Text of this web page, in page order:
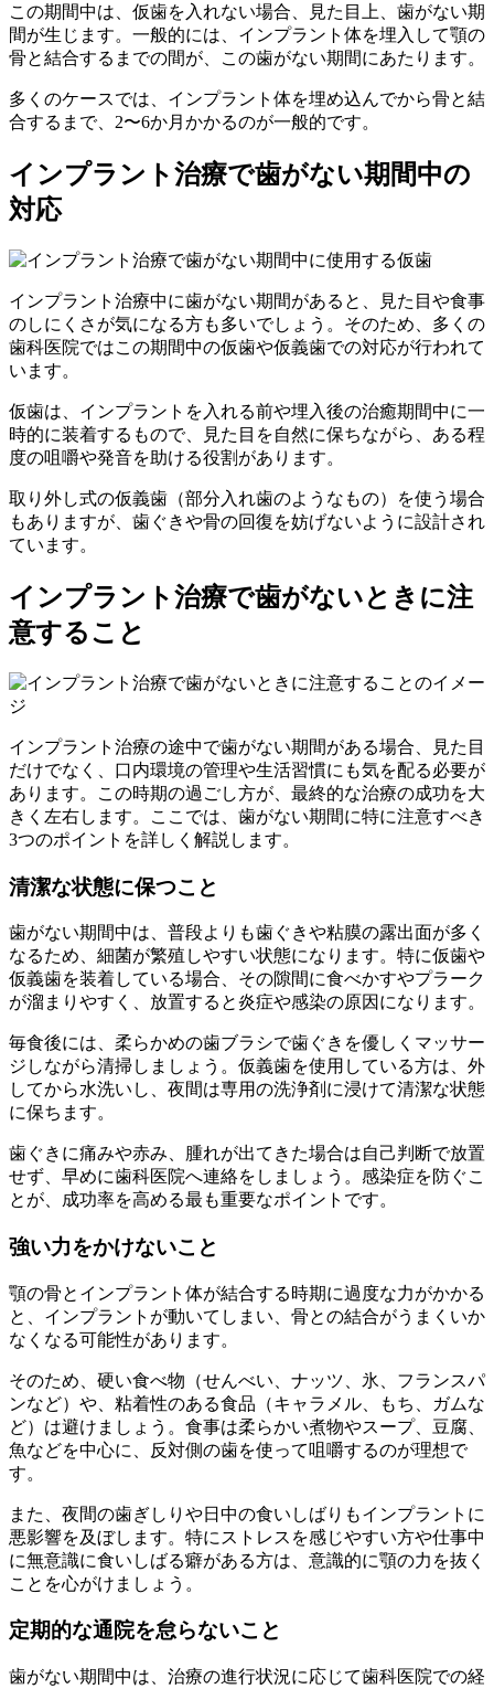
この期間中は、仮歯を入れない場合、見た目上、歯がない期
間が生じます。一般的には、インプラント体を埋入して顎の
骨と結合するまでの間が、この歯がない期間にあたります。
多くのケースでは、インプラント体を埋め込んでから骨と結
合するまで、2〜6か月かかるのが一般的です。
インプラント治療で歯がない期間中の
対応
インプラント治療中に歯がない期間があると、見た目や食事
のしにくさが気になる方も多いでしょう。そのため、多くの
歯科医院ではこの期間中の仮歯や仮義歯での対応が行われて
います。
仮歯は、インプラントを入れる前や埋入後の治癒期間中に一
時的に装着するもので、見た目を自然に保ちながら、ある程
度の咀嚼や発音を助ける役割があります。
取り外し式の仮義歯（部分入れ歯のようなもの）を使う場合
もありますが、歯ぐきや骨の回復を妨げないように設計され
ています。
インプラント治療で歯がないときに注
意すること
インプラント治療の途中で歯がない期間がある場合、見た目
だけでなく、口内環境の管理や生活習慣にも気を配る必要が
あります。この時期の過ごし方が、最終的な治療の成功を大
きく左右します。ここでは、歯がない期間に特に注意すべき
3つのポイントを詳しく解説します。
清潔な状態に保つこと
歯がない期間中は、普段よりも歯ぐきや粘膜の露出面が多く
なるため、細菌が繁殖しやすい状態になります。特に仮歯や
仮義歯を装着している場合、その隙間に食べかすやプラーク
が溜まりやすく、放置すると炎症や感染の原因になります。
毎食後には、柔らかめの歯ブラシで歯ぐきを優しくマッサー
ジしながら清掃しましょう。仮義歯を使用している方は、外
してから水洗いし、夜間は専用の洗浄剤に浸けて清潔な状態
に保ちます。
歯ぐきに痛みや赤み、腫れが出てきた場合は自己判断で放置
せず、早めに歯科医院へ連絡をしましょう。感染症を防ぐこ
とが、成功率を高める最も重要なポイントです。
強い力をかけないこと
顎の骨とインプラント体が結合する時期に過度な力がかかる
と、インプラントが動いてしまい、骨との結合がうまくいか
なくなる可能性があります。
そのため、硬い食べ物（せんべい、ナッツ、氷、フランスパ
ンなど）や、粘着性のある食品（キャラメル、もち、ガムな
ど）は避けましょう。食事は柔らかい煮物やスープ、豆腐、
魚などを中心に、反対側の歯を使って咀嚼するのが理想で
す。
また、夜間の歯ぎしりや日中の食いしばりもインプラントに
悪影響を及ぼします。特にストレスを感じやすい方や仕事中
に無意識に食いしばる癖がある方は、意識的に顎の力を抜く
ことを心がけましょう。
定期的な通院を怠らないこと
歯がない期間中は、治療の進行状況に応じて歯科医院での経